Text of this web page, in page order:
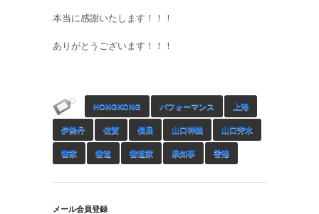
本当に感謝いたします！！！
ありがとうございます！！！
HONGKONG パフォーマンス 上海
伊勢丹 佐賀 個展 山口祥義 山口芳水
書家 書道 書道家 県知事 香港
メール会員登録